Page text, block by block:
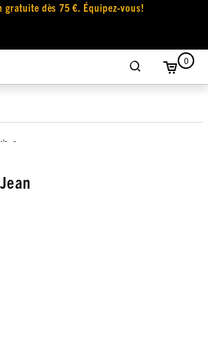
gratuite dès 75 €. Équipez-vous!
0
,